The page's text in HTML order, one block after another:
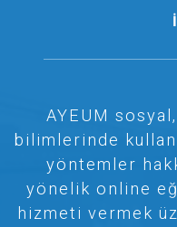
AYEUM
bilimlerinde
yöntemler
yönelik online
hizmeti vermek